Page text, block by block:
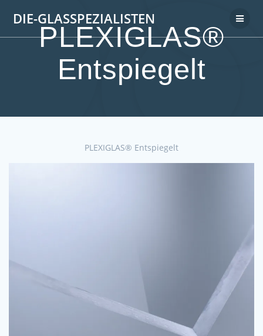
DIE-GLASSPEZIALISTEN
PLEXIGLAS®
Entspiegelt
PLEXIGLAS® Entspiegelt